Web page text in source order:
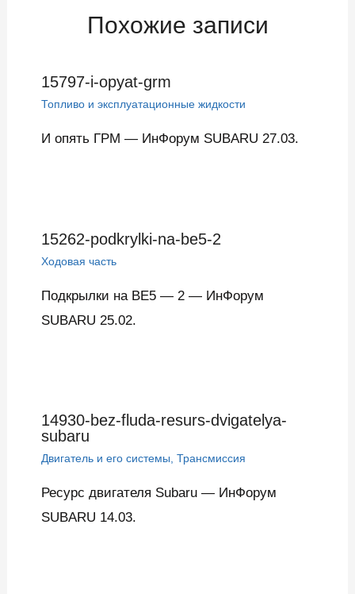
Похожие записи
15797-i-opyat-grm
Топливо и эксплуатационные жидкости
И опять ГРМ — ИнФорум SUBARU 27.03.
15262-podkrylki-na-be5-2
Ходовая часть
Подкрылки на BE5 — 2 — ИнФорум
SUBARU 25.02.
14930-bez-fluda-resurs-dvigatelya-
subaru
Двигатель и его системы Трансмиссия
Ресурс двигателя Subaru — ИнФорум
SUBARU 14.03.